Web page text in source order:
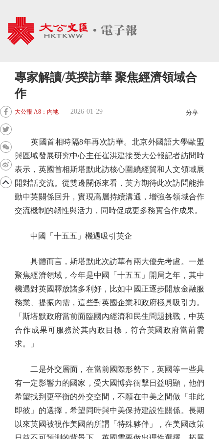
專家解讀/英揆訪華 聚焦經濟領域合
作
大公報 A8：內地 2026-01-29 分享
英國首相時隔8年再次訪華。北京外國語大學歐盟
與區域發展研究中心主任崔洪建接受大公報記者訪問時
表示，英國首相斯塔默此訪核心圍繞經貿和人文領域展
開對話交流。從雙邊關係來看，英方期待此次訪問能推
動中英關係回升，實現高層持續溝通，增強各領域合作
交流機制的韌性與活力，同時促成更多務實合作成果。
中國「十五五」機遇吸引英企
具體而言，斯塔默此次訪華有兩大優先考慮。一是
聚焦經濟領域，今年是中國「十五五」開局之年，其中
機遇對英國釋放諸多利好，比如中國正逐步開放金融服
務業、提振內需，這些對英國企業和政府極具吸引力。
「斯塔默政府當前面臨國內經濟和民生問題挑戰，中英
合作成果可服務於其內政目標，符合英國政府當前需
求。」
二是外交層面，在當前國際形勢下，英國等一些具
有一定影響力的國家，受大國博弈衝擊日益明顯，他們
希望找到更平衡的外交空間，不願在中美之間做「非此
即彼」的選擇，希望同時與中美保持建設性關係。長期
以來英國被視作美國的所謂「特殊夥伴」，在美國政策